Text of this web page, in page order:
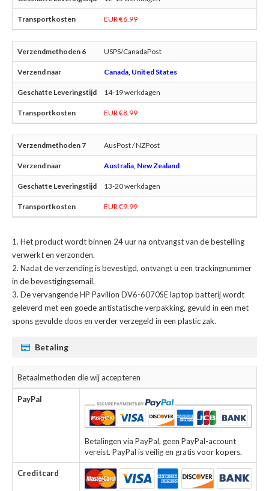
EUR €6.99
USPS/CanadaPost
Canada, United States
14-19 werkdagen
EUR €8.99
AusPost / NZPost
Australia, New Zealand
13-20 werkdagen
EUR €9.99
Het product wordt binnen 24 uur na ontvangst van de bestelling
verwerkt en verzonden.
Nadat de verzending is bevestigd, ontvangt u een trackingnummer
in de bevestigingsemail.
Devervangende HP Pavilion DV6-6070SE laptop batterijwordt
geleverd met een goede antistatische verpakking, gevuld in een met
spons gevulde doos en verder verzegeld in een plastic zak.
Betaling
Betaalmethoden die wij accepteren
PayPal
Betalingen via PayPal, geen PayPal-account
vereist. PayPal is veilig en gratis voor kopers.
Creditcard